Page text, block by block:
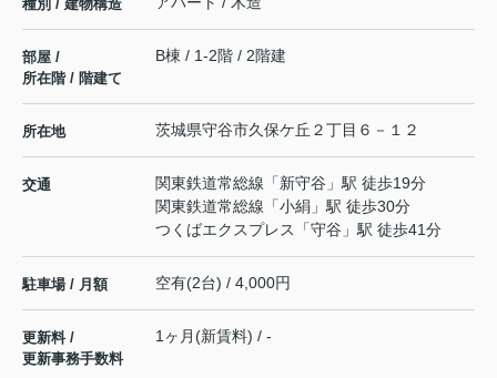
種別 / 建物構造
部屋 /
所在階 / 階建て
B棟 / 1-2階 / 2階建
所在地 茨城県守谷市久保ケ丘 ２丁目６－１２
交通 関東鉄道常総線 「新守谷 」駅 徒歩19分
関東鉄道常総線 「小絹 」駅 徒歩30分
つくばエクスプレス
「守谷 」駅 徒歩41分
駐車場 / 月額 空有(2台) / 4,000円
更新料 /
更新事務手数料
1ヶ月(新賃料) / -